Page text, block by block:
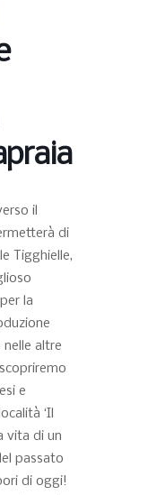
il
di
Tigghielle,
la
nelle altre
e
‘Il
vita di un
passato
di oggi!